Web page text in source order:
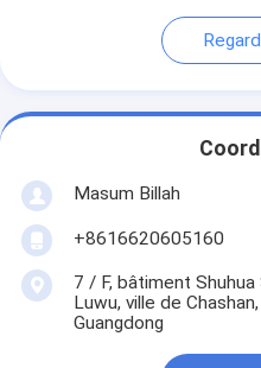
Masum Billah
+8616620605160
7 / F, bâtiment Shuhua
Luwu, ville de
Guangdong